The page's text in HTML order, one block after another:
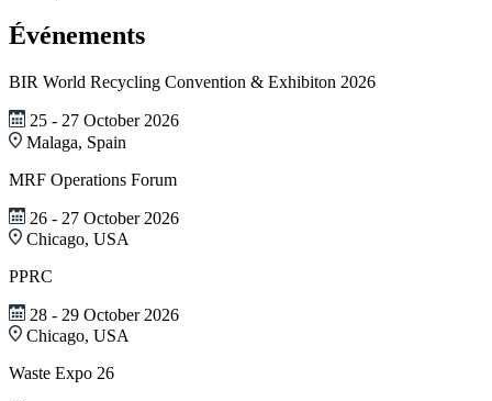
Événements
BIR World Recycling Convention & Exhibiton 2026
25 - 27 October 2026
Malaga, Spain
MRF Operations Forum
26 - 27 October 2026
Chicago, USA
PPRC
28 - 29 October 2026
Chicago, USA
Waste Expo 26